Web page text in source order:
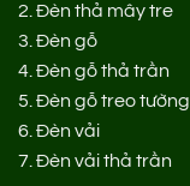
2.Đèn thả mây tre
3.Đèn gỗ
4.Đèn gỗ thả trần
5.Đèn gỗ treo tường
6.Đèn vải
7.Đèn vải thả trần